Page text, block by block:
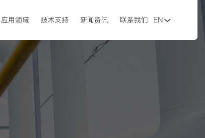
应用领域 技术支持 新闻资讯 联系我们 EN